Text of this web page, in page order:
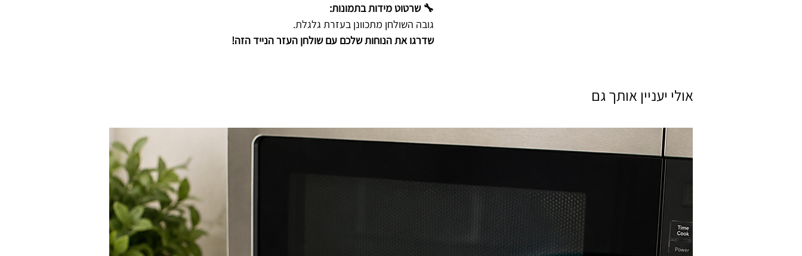
🔧 שרטוט מידות בתמונות:
גובה השולחן מתכוונן בעזרת גלגלת.
שדרגו את הנוחות שלכם עם שולחן העזר הנייד הזה!
אולי יעניין אותך גם